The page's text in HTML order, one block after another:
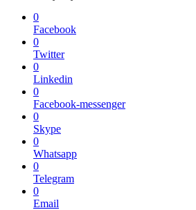
0
Facebook
0
Twitter
0
Linkedin
0
Facebook-messenger
0
Skype
0
Whatsapp
0
Telegram
0
Email